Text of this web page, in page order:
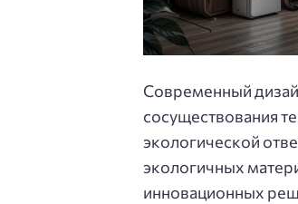
Современный
сосуществования
экологической
экологичных
инновационных